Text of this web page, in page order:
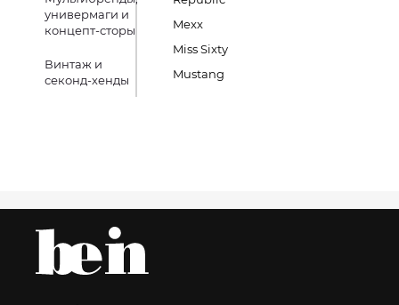
универмаги и
концепт-сторы
Винтаж и
секонд-хенды
Mexx
Miss Sixty
Mustang